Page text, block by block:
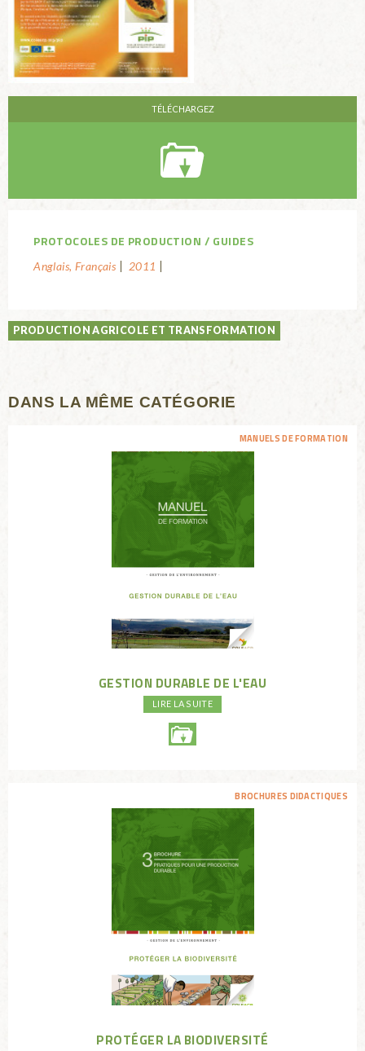
PROTOCOLES DE PRODUCTION GUIDES
Anglais, Français 2011
PRODUCTION AGRICOLE ET TRANSFORMATION
DANS LA MÊME CATÉGORIE
MANUELS DE FORMATION
GESTION DURABLE DE L'EAU
LIRE LA SUITE
BROCHURES DIDACTIQUES
PROTÉGER LA BIODIVERSITÉ